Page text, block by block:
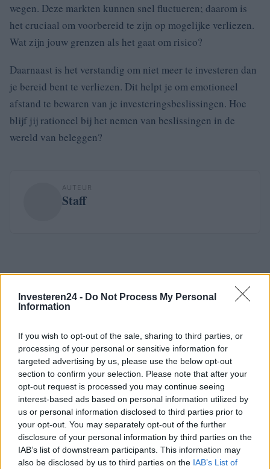
Investeren24 - Do Not Process My Personal
Information
If you wish to opt-out of the sale, sharing to third parties, or
processing of your personal or sensitive information for
targeted advertising by us, please use the below opt-out
section to confirm your selection. Please note that after your
opt-out request is processed you may continue seeing
interest-based ads based on personal information utilized by
us or personal information disclosed to third parties prior to
your opt-out. You may separately opt-out of the further
disclosure of your personal information by third parties on the
IAB’s list of downstream participants. This information may
also be disclosed by us to third parties on the IAB’s List of
wegen. Deze markten kunnen snel fluctueren; daarom is
het cruciaal om voorbereid te zijn op mogelijke verliezen.
Wat zijn jouw grenzen als het gaat om risico?
Daarnaast is het verstandig om niet meer te investeren dan
je bereid bent te verliezen. Dit helpt je om emotioneel
afstand te bewaren van je investeringsbeslissingen. Hoe
blijf jij rationeel bij het nemen van beslissingen in de
wereld van beleggen?
AUTEUR
Staff